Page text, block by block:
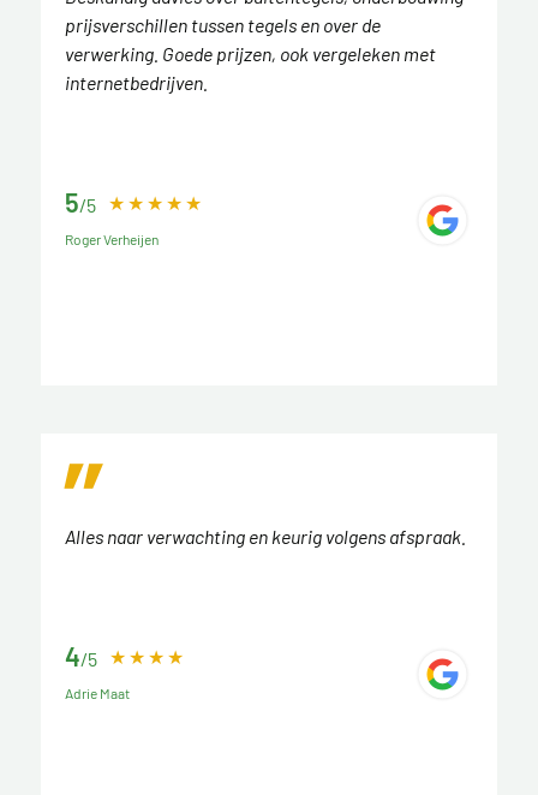
prijsverschillen tussen tegels en over de
verwerking. Goede prijzen, ook vergeleken met
internetbedrijven.
5/5
Roger Verheijen
Alles naar verwachting en keurig volgens afspraak.
4/5
Adrie Maat